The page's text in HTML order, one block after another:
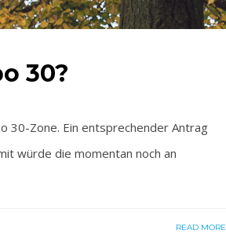
30?
30-Zone. Ein entsprechender Antrag
würde die momentan noch an
READ MORE